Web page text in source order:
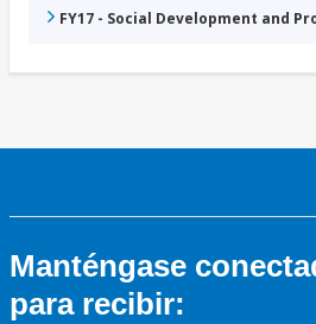
FY17 - Social Development and
Manténgase
para recibir: